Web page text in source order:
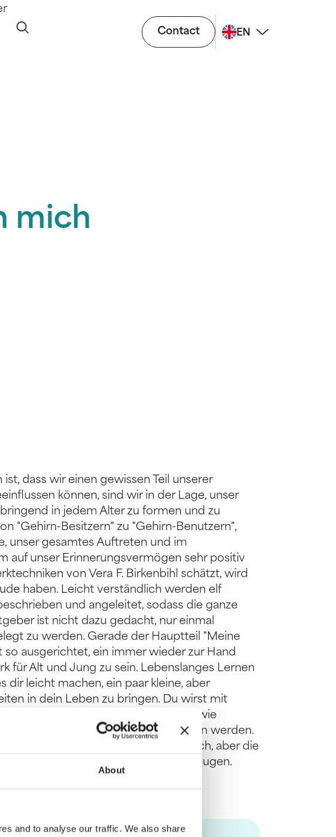
About
and to analyse our traffic. We also share
Contact EN
mich
dass wir einen gewissen Teil unserer
können, sind wir in der Lage, unser
in jedem Alter zu formen und zu
"Gehirn-Besitzern" zu "Gehirn-Benutzern",
unser gesamtes Auftreten und im
auf unser Erinnerungsvermögen sehr positiv
von Vera F. Birkenbihl schätzt, wird
haben. Leicht verständlich werden elf
und angeleitet, sodass die ganze
ist nicht dazu gedacht, nur einmal
zu werden. Gerade der Hauptteil "Meine
ausgerichtet, ein immer wieder zur Hand
für Alt und Jung zu sein. Lebenslanges Lernen
dir leicht machen, ein paar kleine, aber
in dein Leben zu bringen. Du wirst mit
gerechte Techniken und Denk- sowie
schon nach kurzem Üben begeistern werden.
Blick vielleicht zu schlicht und einfach, aber die
wirst, werden dich schnell überzeugen.